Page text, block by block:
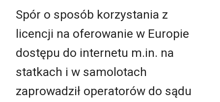
Spór o sposób korzystania z
licencji na oferowanie w Europie
dostępu do internetu m.in. na
statkach i w samolotach
zaprowadził operatorów do sądu